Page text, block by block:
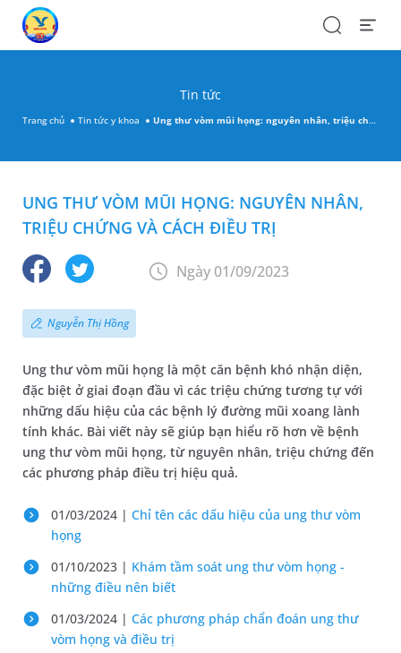
SearchOpen
Tin tức
Trang chủ Tin tức y khoa Ung thư vòm mũi họng: nguyên nhân, triệu chứng và cách điều trị
UNG THƯ VÒM MŨI HỌNG: NGUYÊN NHÂN,
TRIỆU CHỨNG VÀ CÁCH ĐIỀU TRỊ
Ngày 01/09/2023
Nguyễn Thị Hồng
Ung thư vòm mũi họng là một căn bệnh khó nhận diện,
đặc biệt ở giai đoạn đầu vì các triệu chứng tương tự với
những dấu hiệu của các bệnh lý đường mũi xoang lành
tính khác. Bài viết này sẽ giúp bạn hiểu rõ hơn về bệnh
ung thư vòm mũi họng, từ nguyên nhân, triệu chứng đến
các phương pháp điều trị hiệu quả.
01/03/2024 | Chỉ tên các dấu hiệu của ung thư vòm
họng
01/10/2023 | Khám tầm soát ung thư vòm họng -
những điều nên biết
01/03/2024 | Các phương pháp chẩn đoán ung thư
vòm họng và điều trị